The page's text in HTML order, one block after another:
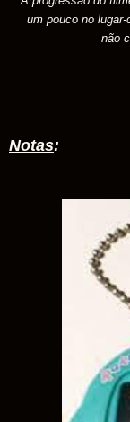
um pouco no
não
Notas: